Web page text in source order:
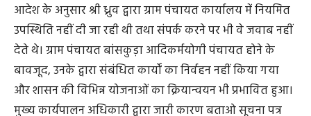
आदेश के अनुसार श्री ध्रुव द्वारा ग्राम पंचायत कार्यालय में नियमित
उपस्थिति नहीं दी जा रही थी तथा संपर्क करने पर भी वे जवाब नहीं
देते थे। ग्राम पंचायत बांसकुड़ा आदिकर्मयोगी पंचायत होने के
बावजूद, उनके द्वारा संबंधित कार्यों का निर्वहन नहीं किया गया
और शासन की विभिन्न योजनाओं का क्रियान्वयन भी प्रभावित हुआ।
मुख्य कार्यपालन अधिकारी द्वारा जारी कारण बताओ सूचना पत्र